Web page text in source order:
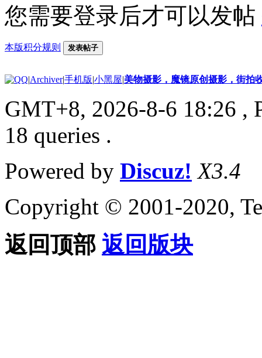
您需要登录后才可以发帖
本版积分规则 发表帖子
|Archiver|手机版|小黑屋|美物摄影，魔镜原创摄影，街拍
GMT+8, 2026-8-6 18:26 ,
18 queries .
Powered by Discuz! X3.4
Copyright © 2001-2020,
返回顶部 返回版块